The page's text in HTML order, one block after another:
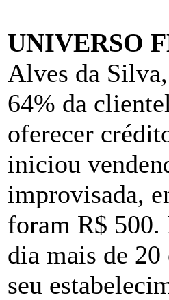
UNIVERSO
Alves da
64% da
oferecer
iniciou
improvisada,
foram R$ 500.
dia mais de
seu